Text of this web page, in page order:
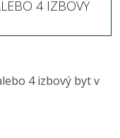
4 IZBOVÝ
4 izbový byt v